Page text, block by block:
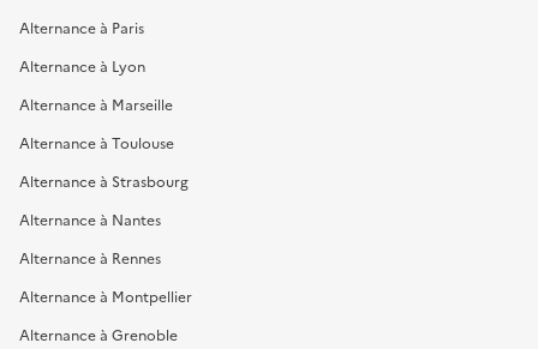
Alternance à Paris
Alternance à Lyon
Alternance à Marseille
Alternance à Toulouse
Alternance à Strasbourg
Alternance à Nantes
Alternance à Rennes
Alternance à Montpellier
Alternance à Grenoble